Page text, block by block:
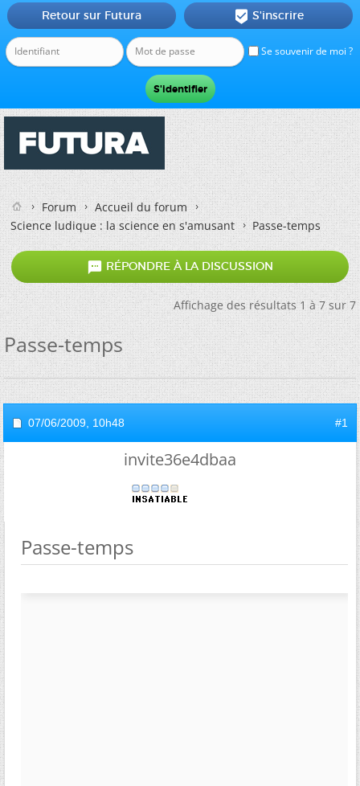
Se souvenir de moi ?
Retour sur Futura  S'inscrire
Forum
Accueil du forum
Science ludique : la science en s'amusant
Passe-temps
 RÉPONDRE À LA DISCUSSION
Affichage des résultats 1 à 7 sur 7
Passe-temps
07/06/2009, 10h48 #1
invite36e4dbaa
Passe-temps